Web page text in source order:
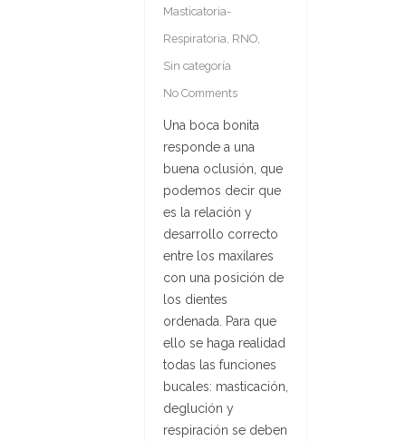
Masticatoria-
Respiratoria, RNO,
Sin categoría
No Comments
Una boca bonita
responde a una
buena oclusión, que
podemos decir que
es la relación y
desarrollo correcto
entre los maxilares
con una posición de
los dientes
ordenada. Para que
ello se haga realidad
todas las funciones
bucales: masticación,
deglución y
respiración se deben